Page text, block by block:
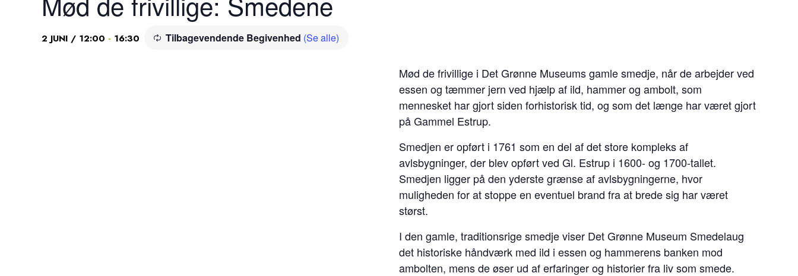
2 JUNI / 12:00 - 16:30 Tilbagevendende Begivenhed (Se alle)
Mød de frivillige i Det Grønne Museums gamle smedje, når de arbejder ved
essen og tæmmer jern ved hjælp af ild, hammer og ambolt, som
mennesket har gjort siden forhistorisk tid, og som det længe har været gjort
på Gammel Estrup.
Smedjen er opført i 1761 som en del af det store kompleks af
avlsbygninger, der blev opført ved Gl. Estrup i 1600- og 1700-tallet.
Smedjen ligger på den yderste grænse af avlsbygningerne, hvor
muligheden for at stoppe en eventuel brand fra at brede sig har været
størst.
I den gamle, traditionsrige smedje viser Det Grønne Museum Smedelaug
det historiske håndværk med ild i essen og hammerens banken mod
ambolten, mens de øser ud af erfaringer og historier fra liv som smede.